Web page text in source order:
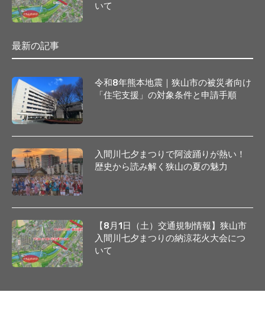
いて
最新の記事
令和8年熊本地震｜狭山市の被災者向け
「住宅支援」の対象条件と申請手順
入間川七夕まつりで阿波踊りが熱い！
歴史から読み解く狭山の夏の魅力
【8月1日（土）交通規制情報】狭山市
入間川七夕まつりの納涼花火大会につ
いて